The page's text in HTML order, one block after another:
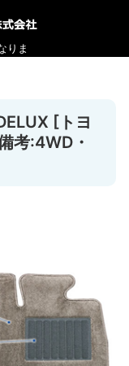
[トヨ
考:4WD・